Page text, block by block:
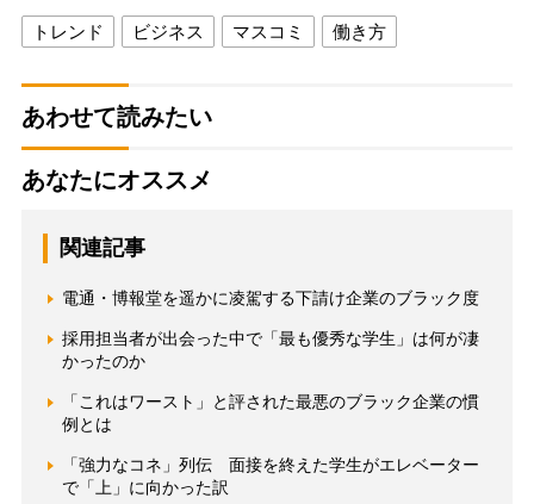
トレンド ビジネス マスコミ 働き方
あわせて読みたい
あなたにオススメ
関連記事
電通・博報堂を遥かに凌駕する下請け企業のブラック度
採用担当者が出会った中で「最も優秀な学生」は何が凄
かったのか
「これはワースト」と評された最悪のブラック企業の慣
例とは
「強力なコネ」列伝 面接を終えた学生がエレベーター
で「上」に向かった訳